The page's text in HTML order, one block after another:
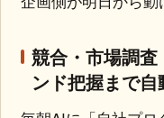
競合・市場調
ンド把握まで自